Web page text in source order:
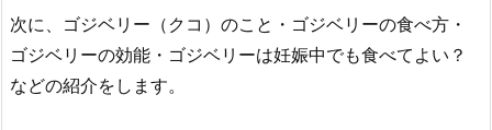
次に、ゴジベリー（クコ）のこと・ゴジベリーの食べ方・
ゴジベリーの効能・ゴジベリーは妊娠中でも食べてよい？
などの紹介をします。